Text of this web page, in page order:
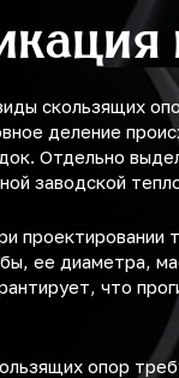
скользящих
деление
Отдельно
заводской
проектировании
ее диаметра,
что
опор